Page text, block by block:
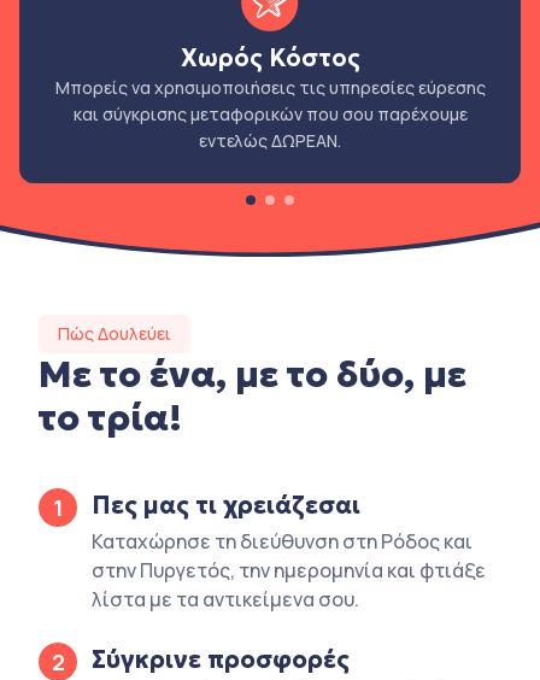
Χωρός Κόστος
Μπορείς να χρησιμοποιήσεις τις υπηρεσίες εύρεσης
και σύγκρισης μεταφορικών που σου παρέχουμε
εντελώς ΔΩΡΕΑΝ.
Πώς Δουλεύει
Με το ένα, με το δύο, με
το τρία!
1 Πες μας τι χρειάζεσαι
Καταχώρησε τη διεύθυνση στη Ρόδος και
στην Πυργετός, την ημερομηνία και φτιάξε
λίστα με τα αντικείμενα σου.
2 Σύγκρινε προσφορές